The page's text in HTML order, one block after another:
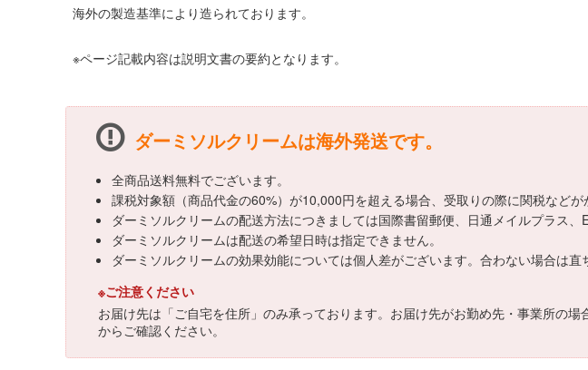
海外の製造基準により造られております。
※ページ記載内容は説明文書の要約となります。
ダーミソルクリームは海外発送です。
全商品送料無料でございます。
課税対象額（商品代金の60%）が10,000円を超える場合、受取りの際に関税などが
ダーミソルクリームの配送方法につきましては国際書留郵便、日通メイルプラス、
ダーミソルクリームは配送の希望日時は指定できません。
ダーミソルクリームの効果効能については個人差がございます。合わない場合は直
※ご注意ください
お届け先は「ご自宅を住所」のみ承っております。お届け先がお勤め先・事業所の
からご確認ください。